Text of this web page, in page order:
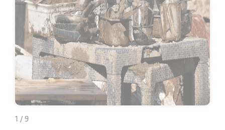
1 / 9